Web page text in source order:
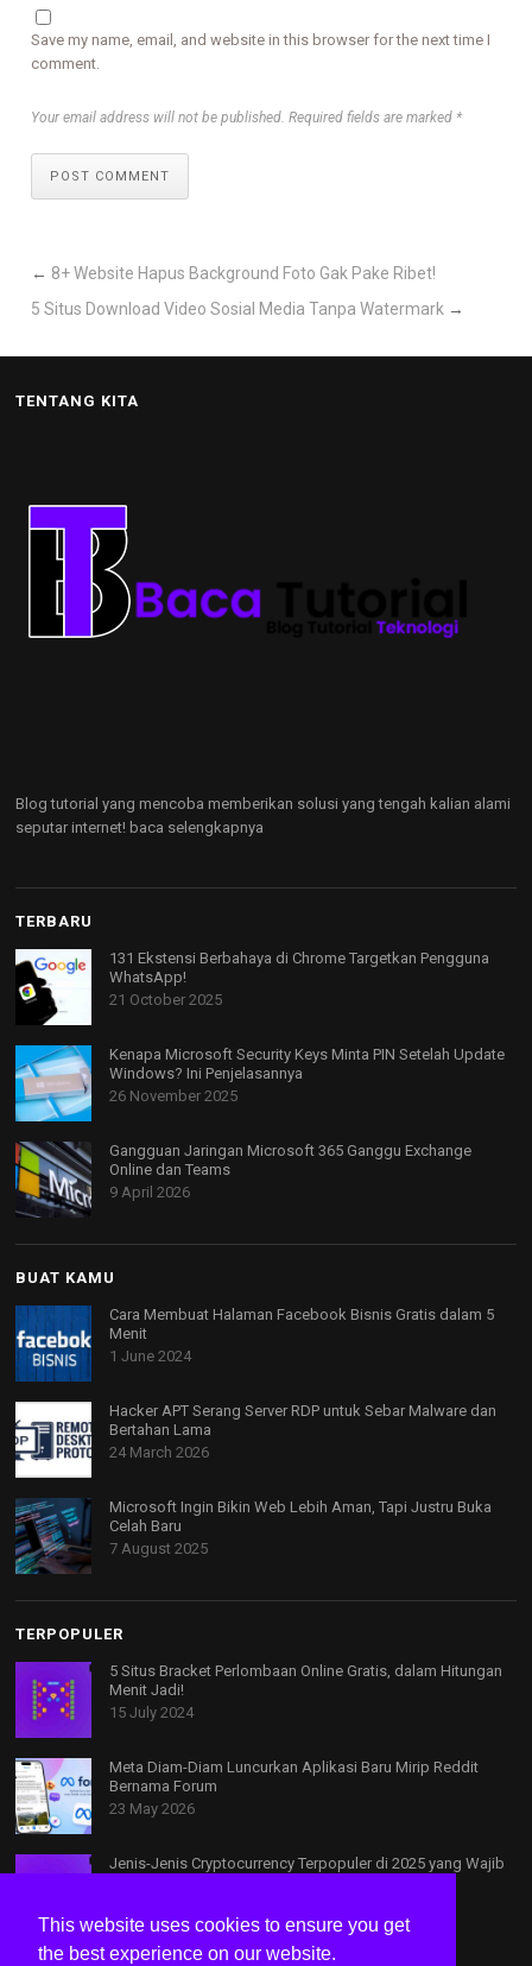
This website uses cookies to ensure you get
the best experience on our website.
Save my name, email, and website in this browser for the next time I
comment.
Your email address will not be published. Required fields are marked *
POST COMMENT
← 8+ Website Hapus Background Foto Gak Pake Ribet!
5 Situs Download Video Sosial Media Tanpa Watermark →
TENTANG KITA
Blog tutorial yang mencoba memberikan solusi yang tengah kalian alami
seputar internet! baca selengkapnya
TERBARU
131 Ekstensi Berbahaya di Chrome Targetkan Pengguna
WhatsApp!
21 October 2025
Kenapa Microsoft Security Keys Minta PIN Setelah Update
Windows? Ini Penjelasannya
26 November 2025
Gangguan Jaringan Microsoft 365 Ganggu Exchange
Online dan Teams
9 April 2026
BUAT KAMU
Cara Membuat Halaman Facebook Bisnis Gratis dalam 5
Menit
1 June 2024
Hacker APT Serang Server RDP untuk Sebar Malware dan
Bertahan Lama
24 March 2026
Microsoft Ingin Bikin Web Lebih Aman, Tapi Justru Buka
Celah Baru
7 August 2025
TERPOPULER
5 Situs Bracket Perlombaan Online Gratis, dalam Hitungan
Menit Jadi!
15 July 2024
Meta Diam-Diam Luncurkan Aplikasi Baru Mirip Reddit
Bernama Forum
23 May 2026
Jenis-Jenis Cryptocurrency Terpopuler di 2025 yang Wajib